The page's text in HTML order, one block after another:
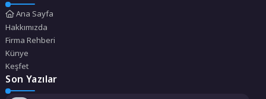
Ana Sayfa
Hakkımızda
Firma Rehberi
Künye
Keşfet
Son Yazılar